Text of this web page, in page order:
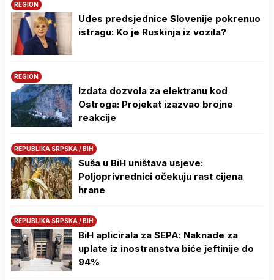
REGION
Udes predsjednice Slovenije pokrenuo
istragu: Ko je Ruskinja iz vozila?
REGION
Izdata dozvola za elektranu kod
Ostroga: Projekat izazvao brojne
reakcije
REPUBLIKA SRPSKA / BIH
Suša u BiH uništava usjeve:
Poljoprivrednici očekuju rast cijena
hrane
REPUBLIKA SRPSKA / BIH
BiH aplicirala za SEPA: Naknade za
uplate iz inostranstva biće jeftinije do
94%